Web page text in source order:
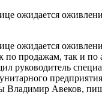
ожидается
ожидается
по продажам, так и по
руководитель
Владимир Авеков,